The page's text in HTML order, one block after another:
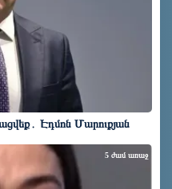
Էդմոն Մարուքյան
5 ժամ առաջ